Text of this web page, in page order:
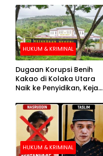
HUKUM & KRIMINAL
Dugaan Korupsi Benih
Kakao di Kolaka Utara
Naik ke Penyidikan, Kejari
HUKUM & KRIMINAL